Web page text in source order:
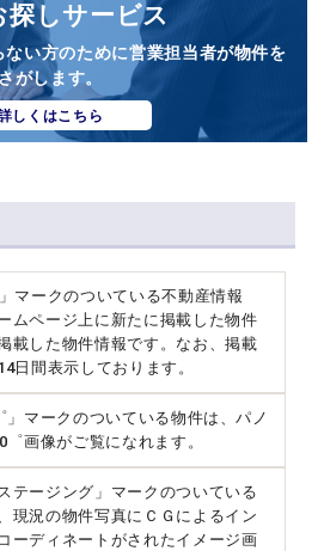
探しサービス
い方のために営業担当者が物件を
さがします。
しくはこちら
」マークのついている不動産情報
ムページ上に新たに掲載した物件
載した物件情報です。なお、掲載
日間表示しております。
」マークのついている物件は、パノ
゜画像がご覧になれます。
テージング」マークのついている
現況の物件写真にＣＧによるイン
ーディネートがされたイメージ画